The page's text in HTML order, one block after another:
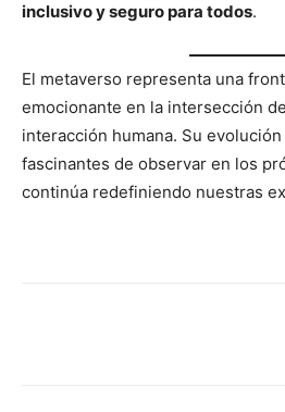
inclusivo y seguro para todos.
El metaverso representa una
emocionante en la intersección
interacción humana. Su
fascinantes de observar en los
continúa redefiniendo nuestras